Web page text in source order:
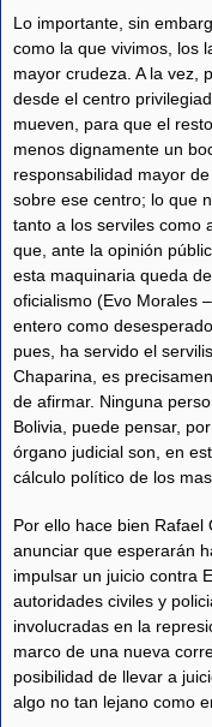
Lo importante, sin
como la que vivimos, los
mayor crudeza. A la vez,
desde el centro
mueven, para que el
menos dignamente un
responsabilidad mayor
sobre ese centro; lo que
tanto a los serviles como
que, ante la opinión
esta maquinaria queda
oficialismo (Evo Morales
entero como
pues, ha servido el
Chaparina, es
de afirmar. Ninguna
Bolivia, puede pensar,
órgano judicial son, en
cálculo político de los
Por ello hace bien Rafael
anunciar que esperarán
impulsar un juicio contra
autoridades civiles y
involucradas en la
marco de una nueva
posibilidad de llevar a
algo no tan lejano como